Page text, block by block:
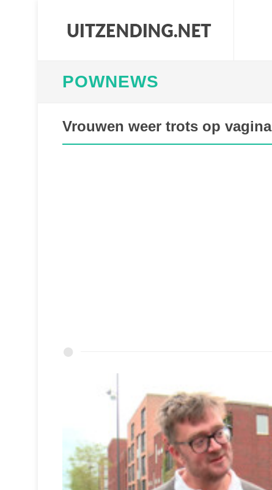
POWNEWS
Vrouwen weer trots op vagina